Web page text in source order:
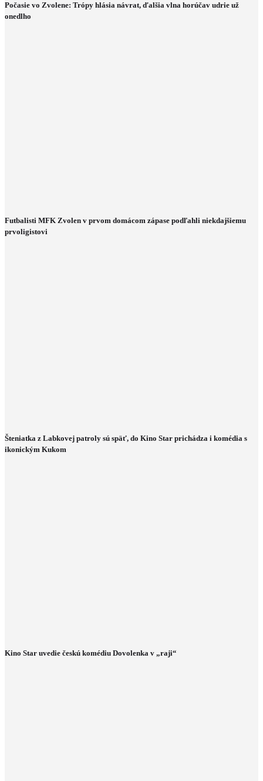
Počasie vo Zvolene: Trópy hlásia návrat, ďalšia vlna horúčav udrie už
onedlho
Futbalisti MFK Zvolen v prvom domácom zápase podľahli niekdajšiemu
prvoligistovi
Šteniatka z Labkovej patroly sú späť, do Kino Star prichádza i komédia s
ikonickým Kukom
Kino Star uvedie českú komédiu Dovolenka v „raji“